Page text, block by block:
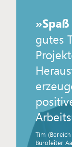
gutes
Tim
Büroleiter